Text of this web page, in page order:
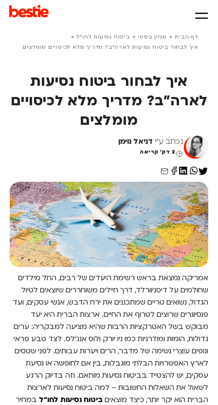
דף הבית > מגזין בסטי > ביטוח נסיעות לחו״ל >
איך לבחור ביטוח נסיעות לארה"ב? מדריך מלא לכיסויים מומלצים
איך לבחור ביטוח נסיעות
לארה"ב? מדריך מלא לכיסויים
מומלצים
נכתב ע"י דניאל נוימן
2 דק' קריאה
אמריקה נמצאת בראש רשימת היעדים של רבים, החל מילדים
שחולמים על דיסניוורלד, דרך חיילים משוחררים שיוצאים לטיול
הגדול, נשואים טריים שמתכננים את ירח הדבש, אנשי עסקים, ועד
פנסיונרים שרוצים לטרוף את החיים. ארצות הברית היא יעד
מבוקש בשל האטרקציות הרבות שהיא מציעה למבקריה: ערים
גדולות, הומות ומודרניות כמו ניו יורק ולוס אנג'לס. לצד טבע פראי
ונופים עוצרי נשימה של מדבר, הרים ויערות עבותים. לפני שטסים
לארץ האפשרויות הבלתי מוגבלות, בין אם לחופשה או נסיעת
עסקים, יש להצטייד בביטוח נסיעות מותאם. וזה בדיוק הרגע
לשאול את השאלות החשובות – למה ביטוח נסיעות לארצות
הברית הוא יקר יותר, כיצד מוצאים ביטוח נסיעות לחו"ל במחיר